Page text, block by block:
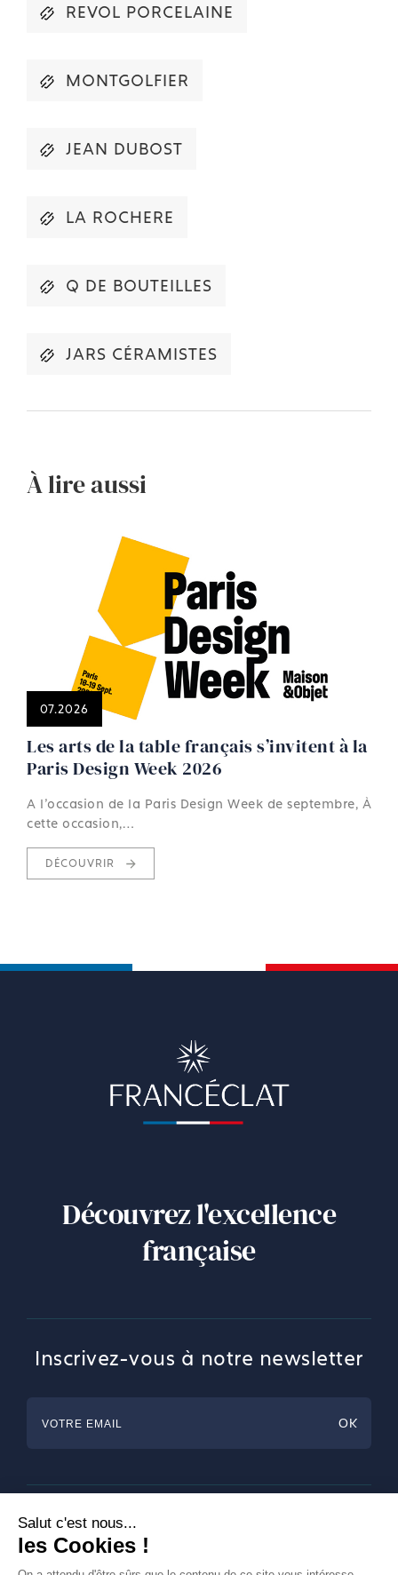
REVOL PORCELAINE
MONTGOLFIER
JEAN DUBOST
LA ROCHERE
Q DE BOUTEILLES
JARS CÉRAMISTES
À lire aussi
07.2026
Les arts de la table français s’invitent à la
Paris Design Week 2026
A l'occasion de la Paris Design Week de septembre, À
cette occasion,…
DÉCOUVRIR
Découvrez l'excellence
française
Inscrivez-vous à notre newsletter
Horlogerie
Bijouterie & Joaillerie
Arts de la table